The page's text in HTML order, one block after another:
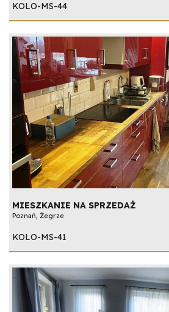
KOLO-MS-44
MIESZKANIE NA SPRZEDAŻ
Poznań, Żegrze
KOLO-MS-41